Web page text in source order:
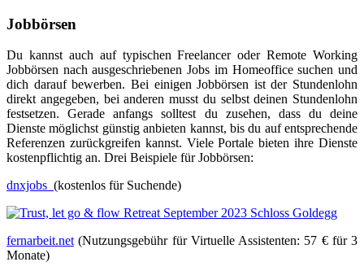
Jobbörsen
Du kannst auch auf typischen Freelancer oder Remote Working
Jobbörsen nach ausgeschriebenen Jobs im Homeoffice suchen und
dich darauf bewerben. Bei einigen Jobbörsen ist der Stundenlohn
direkt angegeben, bei anderen musst du selbst deinen Stundenlohn
festsetzen. Gerade anfangs solltest du zusehen, dass du deine
Dienste möglichst günstig anbieten kannst, bis du auf entsprechende
Referenzen zurückgreifen kannst. Viele Portale bieten ihre Dienste
kostenpflichtig an. Drei Beispiele für Jobbörsen:
dnxjobs (kostenlos für Suchende)
fernarbeit.net (Nutzungsgebühr für Virtuelle Assistenten: 57 € für 3
Monate)